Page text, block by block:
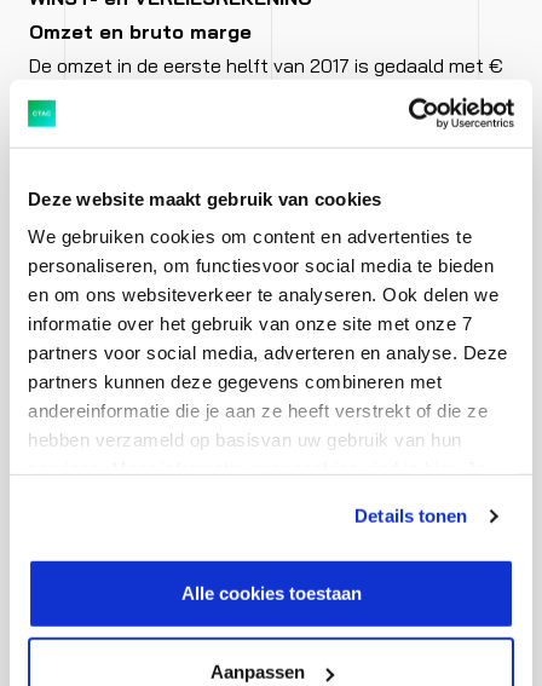
Deze website maakt gebruik van cookies
We gebruiken cookies om content en advertenties te
personaliseren, om functiesvoor social media te bieden
en om ons websiteverkeer te analyseren. Ook delen we
informatie over het gebruik van onze site met onze 7
partners voor social media, adverteren en analyse. Deze
partners kunnen deze gegevens combineren met
andereinformatie die je aan ze heeft verstrekt of die ze
hebben verzameld op basisvan uw gebruik van hun
aanpassen via de CO-knop linksonder. Lees meer over
hoe wij jouw gegevensverwerken in onze privacy- en
Details tonen
Alle cookies toestaan
Aanpassen
Omzet en bruto marge
De omzet in de eerste helft van 2017 is gedaald met €
2,1 mln, ofwel 5,0%, van € 42,6 mln in de eerste helft
van 2016 naar € 40,5 mln.
Het adequaat terugbrengen van de inzet van externen
als reactie op de lagere omzet bij consultancy, heeft
ervoor gezorgd dat de daling van de bruto marge
beperkt bleef met euro 0,2 mln naar 28,3 mln in het
eerste halfjaar van 2017.
Bedrijfslasten
De bedrijfslasten zijn in het eerste halfjaar 2017 met €
0,3 mln ofwel 1,0% afgenomen, van € 27,4 mln naar €
27,1 mln. De personeelskosten daalden met € 0,1 mln
bedrijfskosten daalden met € 0,1 mln van € 7,1 mln naar